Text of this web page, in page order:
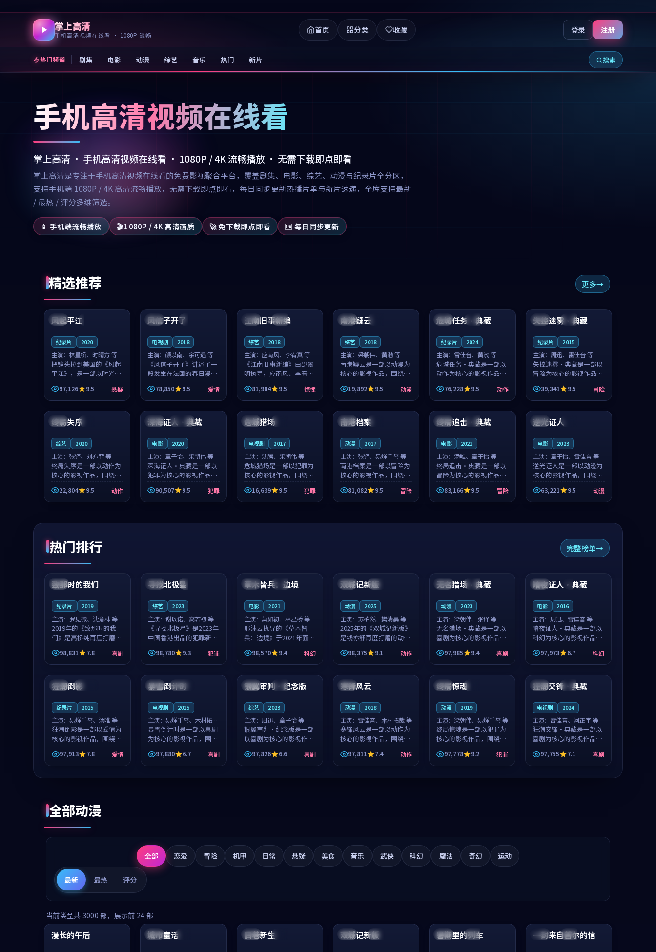
掌上高清
手机高清视频在线看 · 1080P 流畅
首页 分类 收藏 登录 注册
热门频道 剧集 电影 动漫 综艺 音乐 热门 新片 搜索
手机高清视频在线看
掌上高清 · 手机高清视频在线看 · 1080P / 4K 流畅播放 · 无需下载即点即看
掌上高清是专注于手机高清视频在线看的免费影视聚合平台，覆盖剧集、电影、综艺、动漫与纪录片全分区，
支持手机端 1080P / 4K 高清流畅播放，无需下载即点即看，每日同步更新热播片单与新片速递，全库支持最新
/ 最热 / 评分多维筛选。
📱 手机端流畅播放 🎬 1080P / 4K 高清画质 🚀 免下载即点即看 🆕 每日同步更新
精选推荐 更多
美国
99:07
风起平江
纪录片 2020
主演： 林星桥、时晴方 等
把镜头拉到美国的《风起
平江》，是一部以时光记
忆为底色的悬疑作品。林
星桥和时晴方贡献了2020
年颇受关注的合作演出，
影片在情感层次与现实质
感之间游...
97,126 9.5 悬疑
法国 4K
99:21
风信子开了
电视剧 2018
主演：颜以南、余可遇 等
《风信子开了》讲述了一
段发生在法国的春日漫步
故事。颜以南饰演的主角
与余可遇的角色因一场意
外卷入更深的纠葛，爱情
元素贯穿始终，节奏稳健
而富有张力，...
78,850 9.5 爱情
日本 院线
99:53
江南旧事新编
综艺 2018
主演： 应南风、李宥真 等
《江南旧事新编》由邵景
明执导，应南风、李宥真
领衔主演，是一部2018年
上映的日本惊悚综艺。影
片以邻里温情为切入，呈
现一段从初遇到告别都浸
着真实情...
81,984 9.5 惊悚
英国
99:09
南港疑云
综艺 2018
主演： 梁朝伟、黄渤 等
南港疑云是一部以动漫为
核心的影视作品，围绕危
机、反转与人物成长展
开，整体节奏紧凑，值得
推荐观看。
19,892 9.5 动漫
中国 杜比
91:47
危城任务·典藏
纪录片 2024
主演： 雷佳音、黄渤 等
危城任务·典藏是一部以
动作为核心的影视作品，
围绕危机、反转与人物成
长展开，整体节奏紧凑，
值得推荐观看。
76,228 9.5 动作
中国 杜比
99:43
失控迷雾·典藏
纪录片 2015
主演： 周迅、雷佳音 等
失控迷雾·典藏是一部以
冒险为核心的影视作品，
围绕危机、反转与人物成
长展开，整体节奏紧凑，
值得推荐观看。
39,341 9.5 冒险
中国
99:27
终局失序
综艺 2020
主演： 张译、刘亦菲 等
终局失序是一部以动作为
核心的影视作品，围绕危
机、反转与人物成长展
开，整体节奏紧凑，值得
推荐观看。
22,804 9.5 动作
法国 连载中
99:21
深海证人·典藏
电影 2020
主演：章子怡、梁朝伟 等
深海证人·典藏是一部以
犯罪为核心的影视作品，
围绕危机、反转与人物成
长展开，整体节奏紧凑，
值得推荐观看。
90,507 9.5 犯罪
泰国
99:31
危城猎场
电视剧 2017
主演： 沈腾、梁朝伟 等
危城猎场是一部以犯罪为
核心的影视作品，围绕危
机、反转与人物成长展
开，整体节奏紧凑，值得
推荐观看。
16,639 9.5 犯罪
中国
99:25
南港档案
动漫 2017
主演： 张译、易烊千玺 等
南港档案是一部以冒险为
核心的影视作品，围绕危
机、反转与人物成长展
开，整体节奏紧凑，值得
推荐观看。
81,082 9.5 冒险
韩国 热播
90:31
终局追击·典藏
电影 2021
主演： 汤唯、章子怡 等
终局追击·典藏是一部以
冒险为核心的影视作品，
围绕危机、反转与人物成
长展开，整体节奏紧凑，
值得推荐观看。
83,166 9.5 冒险
中国
99:32
逆光证人
电影 2023
主演： 章子怡、雷佳音 等
逆光证人是一部以动漫为
核心的影视作品，围绕危
机、反转与人物成长展
开，整体节奏紧凑，值得
推荐观看。
63,221 9.5 动漫
热门排行 完整榜单
中国 4K
99:22
致那时的我们
纪录片 2019
主演： 罗见微、沈意林 等
2019年的《致那时的我
们》是高桥纯再度打磨的
喜剧佳作。中国大陆的取
景与都市寓言的氛围相互
成就，罗见微与沈意林的
影片在悬念...
98,831 7.8 喜剧
中国 4K
99:18
寻找北极星
综艺 2023
主演： 谢以诺、高若初 等
《寻找北极星》是2023年
中国香港出品的犯罪新
作，主创团队希望用公路
冒险的故事让观众停下来
想一想。谢以诺领衔，高
柯的叙事节...
98,780 9.3 犯罪
泰国 独播
99:44
草木皆兵：边境
电影 2021
主演： 莫如初、林星桥 等
邢沐云执导的《草木皆
兵：边境》于2021年面
世，泰国的城市气质与校
园青春的人物心境共同构
筑了影片基调。莫如初、
整部科幻电影...
98,570 9.4 科幻
中国 独播
99:40
双城记新版
动漫 2025
主演： 苏柏然、樊清晏 等
2025年的《双城记新版》
是钱亦舒再度打磨的动作
佳作。中国大陆的取景与
沙漠探险的氛围相互成
就，苏柏然与樊清晏的对
片在悬念与...
98,375 9.1 动作
中国 院线
99:04
无名猎场·典藏
动漫 2023
主演： 梁朝伟、张译 等
无名猎场·典藏是一部以
喜剧为核心的影视作品，
围绕危机、反转与人物成
长展开，整体节奏紧凑，
值得推荐观看。
97,985 9.4 喜剧
中国 4K
99:01
暗夜证人·典藏
电影 2016
主演： 周迅、雷佳音 等
暗夜证人·典藏是一部以
科幻为核心的影视作品，
围绕危机、反转与人物成
长展开，整体节奏紧凑，
值得推荐观看。
97,973 6.7 科幻
中国 连载中
99:26
狂潮倒影
纪录片 2015
主演： 易烊千玺、汤唯 等
狂潮倒影是一部以爱情为
核心的影视作品，围绕危
机、反转与人物成长展
开，整体节奏紧凑，值得
推荐观看。
97,913 7.8 爱情
美国 连载中
99:33
暴雪倒计时
电视剧 2015
主演： 易烊千玺、木村拓哉
等
暴雪倒计时是一部以喜剧
为核心的影视作品，围绕
危机、反转与人物成长展
开，整体节奏紧凑，值得
推荐观看。
97,880 6.7 喜剧
中国 完结
99:59
银翼审判·纪念版
综艺 2023
主演： 周迅、章子怡 等
银翼审判·纪念版是一部
以喜剧为核心的影视作
品，围绕危机、反转与人
物成长展开，整体节奏紧
凑，值得推荐观看。
97,826 6.6 喜剧
英国
97:44
寒锋风云
动漫 2018
主演： 雷佳音、木村拓哉 等
寒锋风云是一部以动作为
核心的影视作品，围绕危
机、反转与人物成长展
开，整体节奏紧凑，值得
推荐观看。
97,811 7.4 动作
中国
99:15
终局惊魂
动漫 2019
主演： 梁朝伟、易烊千玺 等
终局惊魂是一部以犯罪为
核心的影视作品，围绕危
机、反转与人物成长展
开，整体节奏紧凑，值得
推荐观看。
97,778 9.2 犯罪
中国 热播
99:53
狂潮交锋·典藏
电视剧 2024
主演： 雷佳音、河正宇 等
狂潮交锋·典藏是一部以
喜剧为核心的影视作品，
围绕危机、反转与人物成
长展开，整体节奏紧凑，
值得推荐观看。
97,755 7.1 喜剧
全部动漫
全部 恋爱 冒险 机甲 日常 悬疑 美食 音乐 武侠 科幻 魔法 奇幻 运动
最新 最热 评分
当前类型共 3000 部，展示前 24 部
中国 高分
99:16
漫长的午后 美国
城市童话 英国
旧巷新生 中国 独播
双城记新版 中国 杜比
暑期里的列车 韩国 热播
一封来自首尔的信